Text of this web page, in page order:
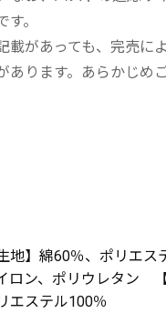
。
載があっても、完売に
あります。あらかじめ
地】綿60％、ポリエ
ロン、ポリウレタン
エステル100％